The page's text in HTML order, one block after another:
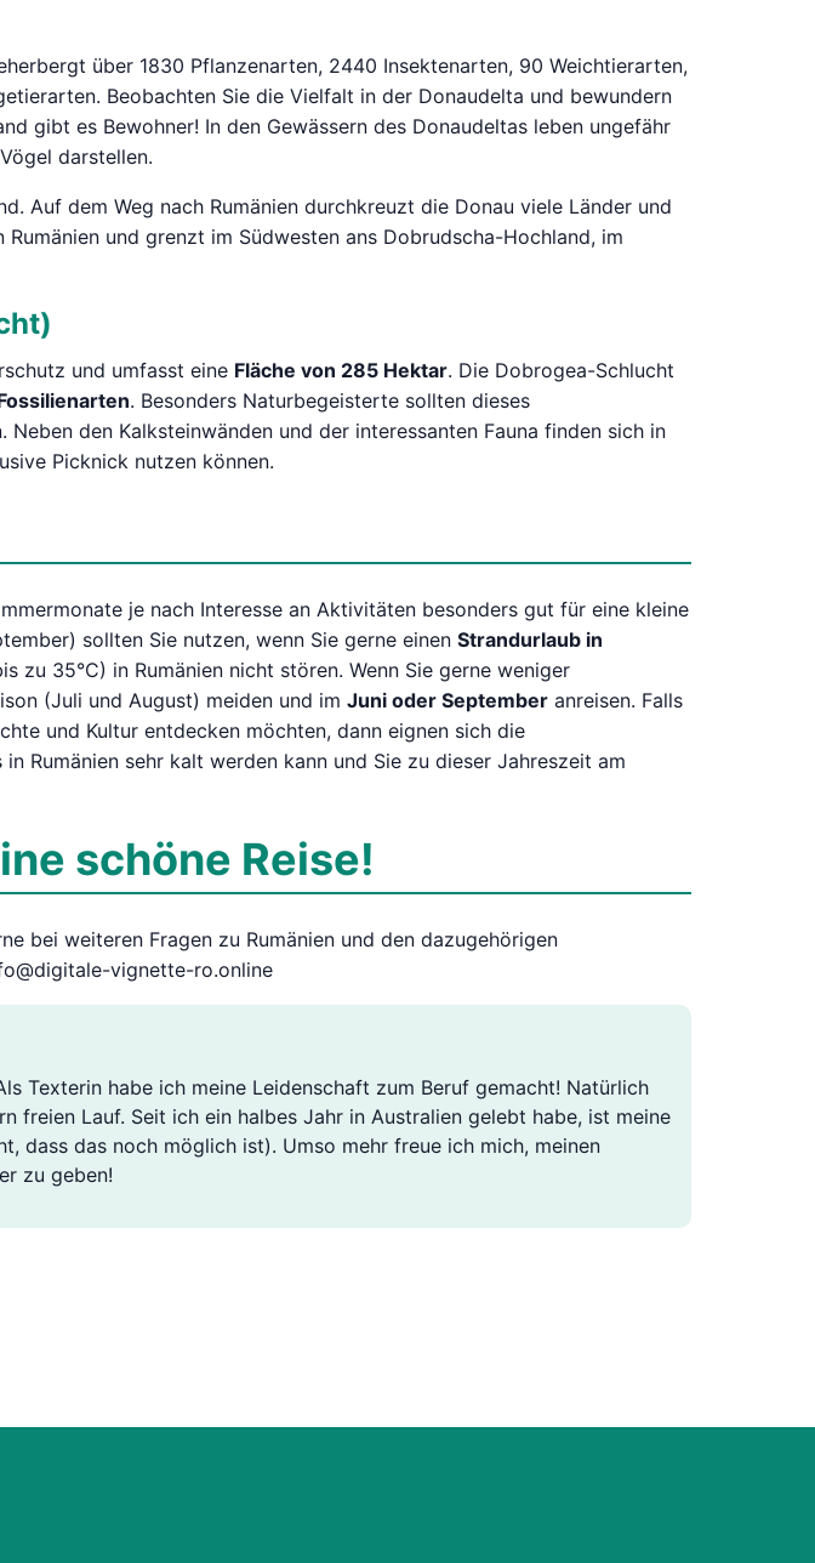
über 1830 Pflanzenarten, 2440 Insektenarten, 90 Weichtierarten,
Beobachten Sie die Vielfalt in der Donaudelta und bewundern
gibt es Bewohner! In den Gewässern des Donaudeltas leben ungefähr
darstellen.
Auf dem Weg nach Rumänien durchkreuzt die Donau viele Länder und
und grenzt im Südwesten ans Dobrudscha-Hochland, im
und umfasst eine Fläche von 285 Hektar. Die Dobrogea-Schlucht
. Besonders Naturbegeisterte sollten dieses
Neben den Kalksteinwänden und der interessanten Fauna finden sich in
Picknick nutzen können.
je nach Interesse an Aktivitäten besonders gut für eine kleine
sollten Sie nutzen, wenn Sie gerne einen Strandurlaub in
zu 35°C) in Rumänien nicht stören. Wenn Sie gerne weniger
(Juli und August) meiden und im Juni oder September anreisen. Falls
und Kultur entdecken möchten, dann eignen sich die
Rumänien sehr kalt werden kann und Sie zu dieser Jahreszeit am
schöne Reise!
bei weiteren Fragen zu Rumänien und den dazugehörigen
vignette-ro.online
Texterin habe ich meine Leidenschaft zum Beruf gemacht! Natürlich
freien Lauf. Seit ich ein halbes Jahr in Australien gelebt habe, ist meine
dass das noch möglich ist). Umso mehr freue ich mich, meinen
zu geben!